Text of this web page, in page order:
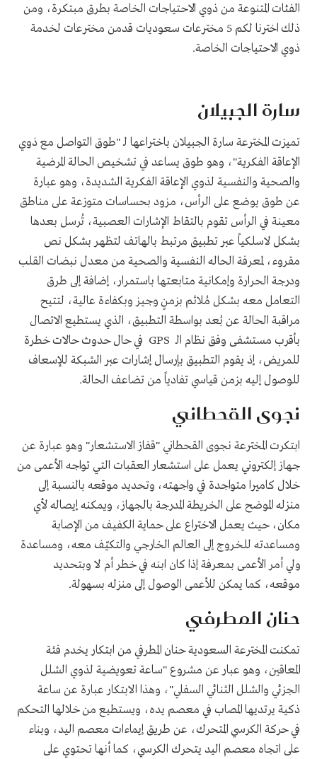
الفئات المتنوعة من ذوي الاحتياجات الخاصة بطرق مبتكرة، ومن
ذلك اخترنا لكم 5 مخترعات سعوديات قدمن مخترعات لخدمة
ذوي الاحتياجات الخاصة.
سارة الجبيلان
تميزت المخترعة سارة الجبيلان باختراعها لـ "طوق التواصل مع ذوي
الإعاقة الفكرية"، وهو طوق يساعد في تشخيص الحالة المرضية
والصحية والنفسية لذوي الإعاقة الفكرية الشديدة، وهو عبارة
عن طوق يوضع على الرأس، مزود بحساسات متوزعة على مناطق
معينة في الرأس تقوم بالتقاط الإشارات العصبية، تُرسل بعدها
بشكل لاسلكياً عبر تطبيق مرتبط بالهاتف لتظهر بشكل نص
مقروء، لمعرفة الحاله النفسية والصحية من معدل نبضات القلب
ودرجة الحرارة وإمكانية متابعتها باستمرار، إضافة إلى طرق
التعامل معه بشكل مُلائم بزمنٍ وجيز وبكفاءة عالية، لتتيح
مراقبة الحالة عن بُعد بواسطة التطبيق، الذي يستطيع الاتصال
بأقرب مستشفى وفق نظام الـ GPS في حال حدوث حالات خطرة
للمريض، إذ يقوم التطبيق بإرسال إشارات عبر الشبكة للإسعاف
للوصول إليه بزمن قياسي تفادياً من تضاعف الحالة.
نجوى القحطاني
ابتكرت المخترعة نجوى القحطاني "قفاز الاستشعار" وهو عبارة عن
جهاز إلكتروني يعمل على استشعار العقبات التي تواجه الأعمى من
خلال كاميرا متواجدة في واجهته، وتحديد موقعه بالنسبة إلى
منزله الموضح على الخريطة المدرجة بالجهاز، ويمكنه إيصاله لأي
مكان، حيث يعمل الاختراع على حماية الكفيف من الإصابة
ومساعدته للخروج إلى العالم الخارجي والتكيّف معه، ومساعدة
ولي أمر الأعمى بمعرفة إذا كان ابنه في خطر أم لا وبتحديد
موقعه، كما يمكن للأعمى الوصول إلى منزله بسهولة.
حنان المطرفي
تمكنت المخترعة السعودية حنان المطرفي من ابتكار يخدم فئة
المعاقين، وهو عبار عن مشروع "ساعة تعويضية لذوي الشلل
الجزئي والشلل الثنائي السفلي"، وهذا الابتكار عبارة عن ساعة
ذكية يرتديها المصاب في معصم يده، ويستطيع من خلالها التحكم
في حركة الكرسي المتحرك، عن طريق إيماءات معصم اليد، وبناء
على اتجاه معصم اليد يتحرك الكرسي، كما أنها تحتوي على